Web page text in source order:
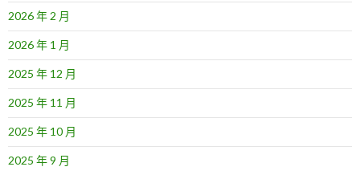
2026 年 2 月
2026 年 1 月
2025 年 12 月
2025 年 11 月
2025 年 10 月
2025 年 9 月